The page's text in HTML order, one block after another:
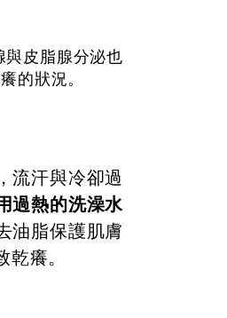
與皮脂腺分泌也
的狀況。
流汗與冷卻過
過熱的洗澡水
油脂保護肌膚
癢。